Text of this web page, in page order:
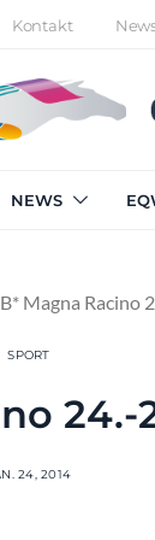
Kontakt
NEWS
Magna Racino
SPORT
24.-
24, 2014